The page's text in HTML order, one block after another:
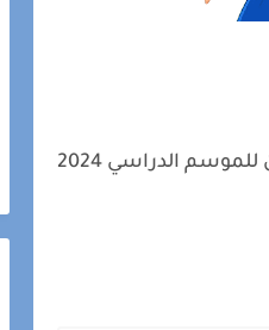
في إطار الاستعداد للموسم الدراسي المقبل ، نقدم لكم وثيقة إحصاء المتعلمين للموسم الدراسي 2024